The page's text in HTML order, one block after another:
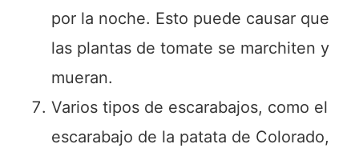
por la noche. Esto puede causar que
las plantas de tomate se marchiten y
mueran.
Varios tipos de escarabajos, como el
escarabajo de la patata de Colorado,